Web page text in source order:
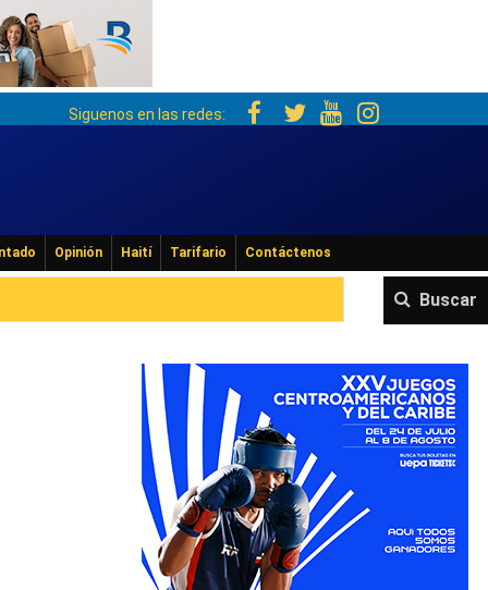
Siguenos en las redes:
Opinión Haití Tarifario Contáctenos
Buscar